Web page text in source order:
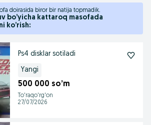
doirasida biror bir natija topmadik.
bo’yicha kattaroq masofada
ko’rish:
Ps4 disklar sotiladi
Yangi
500 000 so’m
To'raqo'rg'on
27/07/2026